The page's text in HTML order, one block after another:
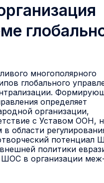
многополярного
глобального
определяет
организации,
с Уставом ООН,
области
потенциал
политики
ШОС в организации